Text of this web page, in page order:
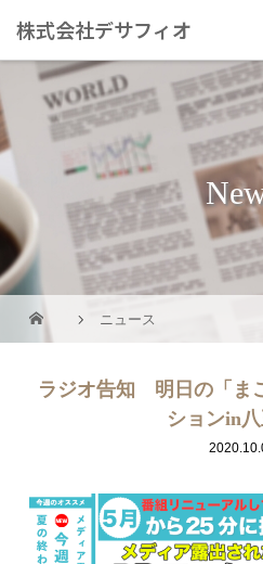
株式会社デサフィオ
ニュース
ラジオ告知 明日の「ま
ションin八